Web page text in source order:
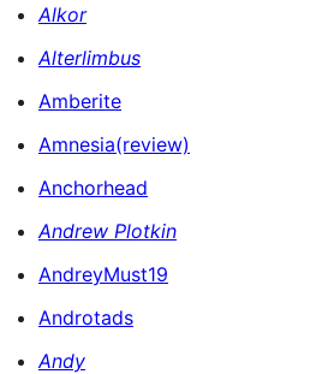
Alkor
Alterlimbus
Amberite
Amnesia(review)
Anchorhead
Andrew Plotkin
AndreyMust19
Androtads
Andy